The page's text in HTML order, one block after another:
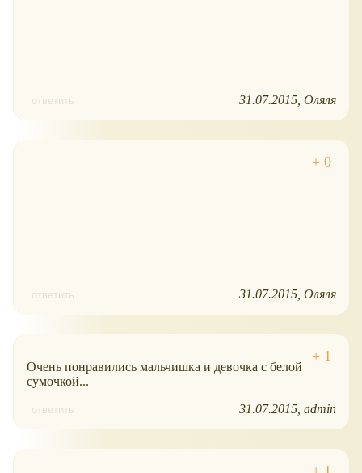
ответить 31.07.2015 Оляля
ответить 31.07.2015 Оляля
Очень понравились мальчишка и девочка с белой
сумочкой...
ответить 31.07.2015 admin